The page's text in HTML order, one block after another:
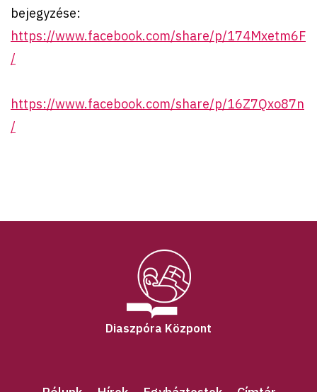
bejegyzése:
https://www.facebook.com/share/p/174Mxetm6F
/
https://www.facebook.com/share/p/16Z7Qxo87n
/
Diaszpóra Központ